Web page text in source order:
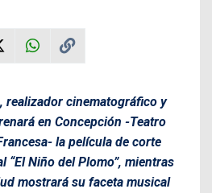
realizador cinematográfico y
en Concepción -Teatro
la película de corte
“El Niño del Plomo”, mientras
mostrará su faceta musical